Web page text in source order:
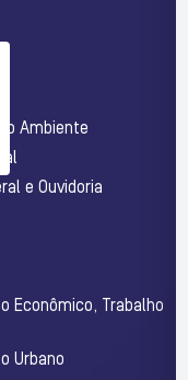
Ambiente
e Ouvidoria
Econômico, Trabalho
Urbano